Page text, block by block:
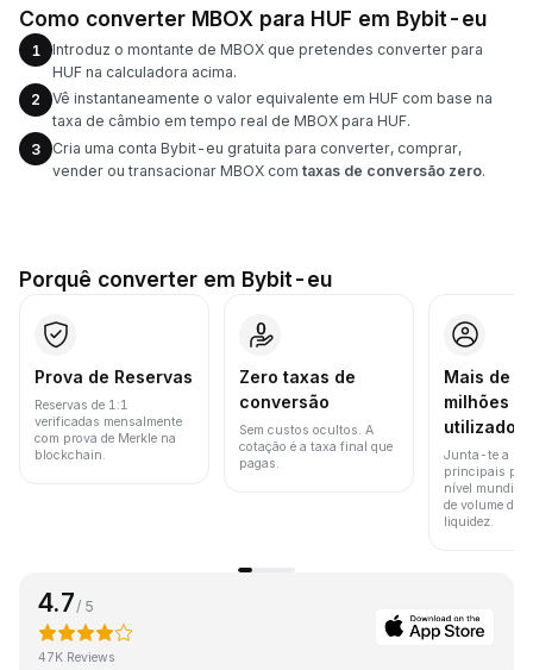
Como converter MBOX para HUF em Bybit-eu
1
Introduz o montante de MBOX que pretendes converter para
HUF na calculadora acima.
2
Vê instantaneamente o valor equivalente em HUF com base na
taxa de câmbio em tempo real de MBOX para HUF.
3
Cria uma conta Bybit-eu gratuita para converter, comprar,
vender ou transacionar MBOX com taxas de conversão zero.
Porquê converter em Bybit-eu
Prova de Reservas
Reservas de 1:1
verificadas mensalmente
com prova de Merkle na
blockchain.
Zero taxas de
conversão
Sem custos ocultos. A
cotação é a taxa final que
pagas.
Mais de
milhões
Junta-te a
principais
nível mundial
de volume de
liquidez.
4.7 / 5
47K Reviews